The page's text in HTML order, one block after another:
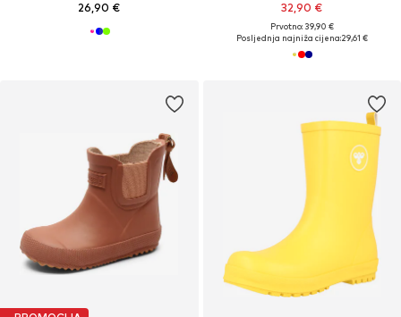
26,90 € 32,90 €
Prvotno: 39,90 €
Posljednja najniža cijena:29,61 €